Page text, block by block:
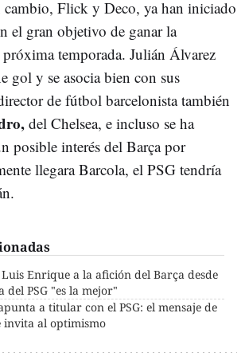
cambio, Flick y Deco, ya han iniciado
el gran objetivo de ganar la
temporada. Julián Álvarez
gol y se asocia bien con sus
de fútbol barcelonista también
del Chelsea, e incluso se ha
posible interés del Barça por
llegara Barcola, el PSG tendría
Enrique a la afición del Barça desde
del PSG "es la mejor"
a titular con el PSG: el mensaje de
invita al optimismo